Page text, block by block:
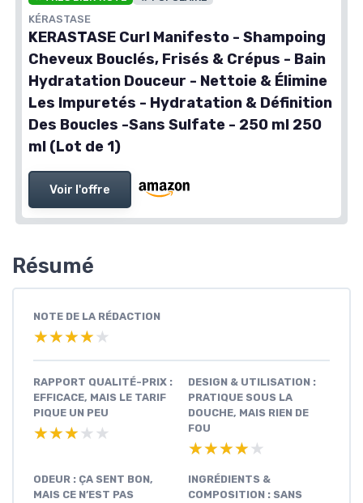
KÉRASTASE
KERASTASE Curl Manifesto - Shampoing
Cheveux Bouclés, Frisés & Crépus - Bain
Hydratation Douceur - Nettoie & Élimine
Les Impuretés - Hydratation & Définition
Des Boucles -Sans Sulfate - 250 ml 250
ml (Lot de 1)
Voir l'offre
Résumé
NOTE DE LA RÉDACTION
★★★★★
★★★★★
RAPPORT QUALITÉ-PRIX :
EFFICACE, MAIS LE TARIF
PIQUE UN PEU
★★★★★
★★★★★
DESIGN & UTILISATION :
PRATIQUE SOUS LA
DOUCHE, MAIS RIEN DE
FOU
★★★★★
★★★★★
ODEUR : ÇA SENT BON,
MAIS CE N’EST PAS
INGRÉDIENTS &
COMPOSITION : SANS